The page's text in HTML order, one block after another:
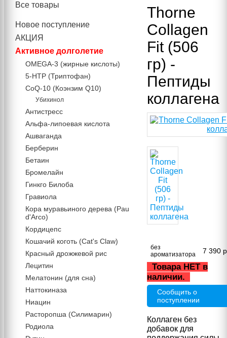
Thorne
Collagen
Fit (506
гр) -
Пептиды
коллагена
без
ароматизатора
7 390
Товара НЕТ в
наличии.
Сообщить о
поступлении
Коллаген без
добавок для
Все товары
Новое поступление
АКЦИЯ
Активное долголетие
OMEGA-3 (жирные кислоты)
5-HTP (Триптофан)
CoQ-10 (Коэнзим Q10)
Убихинол
Антистресс
Альфа-липоевая кислота
Ашваганда
Берберин
Бетаин
Бромелайн
Гинкго Билоба
Гравиола
Кора муравьиного дерева (Pau
d'Arco)
Кордицепс
Кошачий коготь (Cat's Claw)
Красный дрожжевой рис
Лецитин
Мелатонин (для сна)
Наттокиназа
Ниацин
Расторопша (Силимарин)
Родиола